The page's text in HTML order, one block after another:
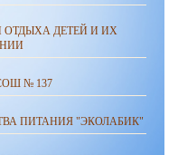
ОТДЫХА ДЕТЕЙ И ИХ
№ 137
ПИТАНИЯ "ЭКОЛАБИК"